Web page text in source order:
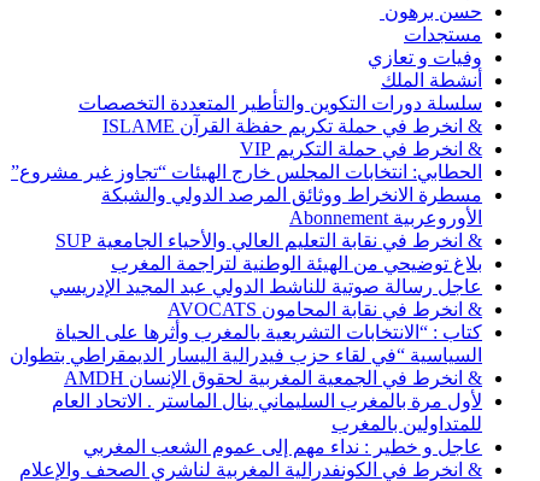
حسن برهون
مستجدات
وفيات و تعازي
أنشطة الملك
سلسلة دورات التكوين والتأطير المتعددة التخصصات
& انخرط في حملة تكريم حفظة القرآن ISLAME
& انخرط في حملة التكريم VIP
الحطابي: انتخابات المجلس خارج الهيئات “تجاوز غير مشروع”
مسطرة الانخراط ووثائق المرصد الدولي والشبكة
الأوروعربية Abonnement
& انخرط في نقابة التعليم العالي والأحياء الجامعية SUP
بلاغ توضيحي من الهيئة الوطنية لتراجمة المغرب
عاجل رسالة صوتية للناشط الدولي عبد المجيد الإدريسي
& انخرط في نقابة المحامون AVOCATS
كتاب : “الانتخابات التشريعية بالمغرب وأثرها على الحياة
السياسية “في لقاء حزب فيدرالية اليسار الديمقراطي بتطوان
& انخرط في الجمعية المغربية لحقوق الإنسان AMDH
لأول مرة بالمغرب السليماني ينال الماستر . الاتحاد العام
للمتداولين بالمغرب
عاجل و خطير : نداء مهم إلى عموم الشعب المغربي
& انخرط في الكونفدرالية المغربية لناشري الصحف والإعلام